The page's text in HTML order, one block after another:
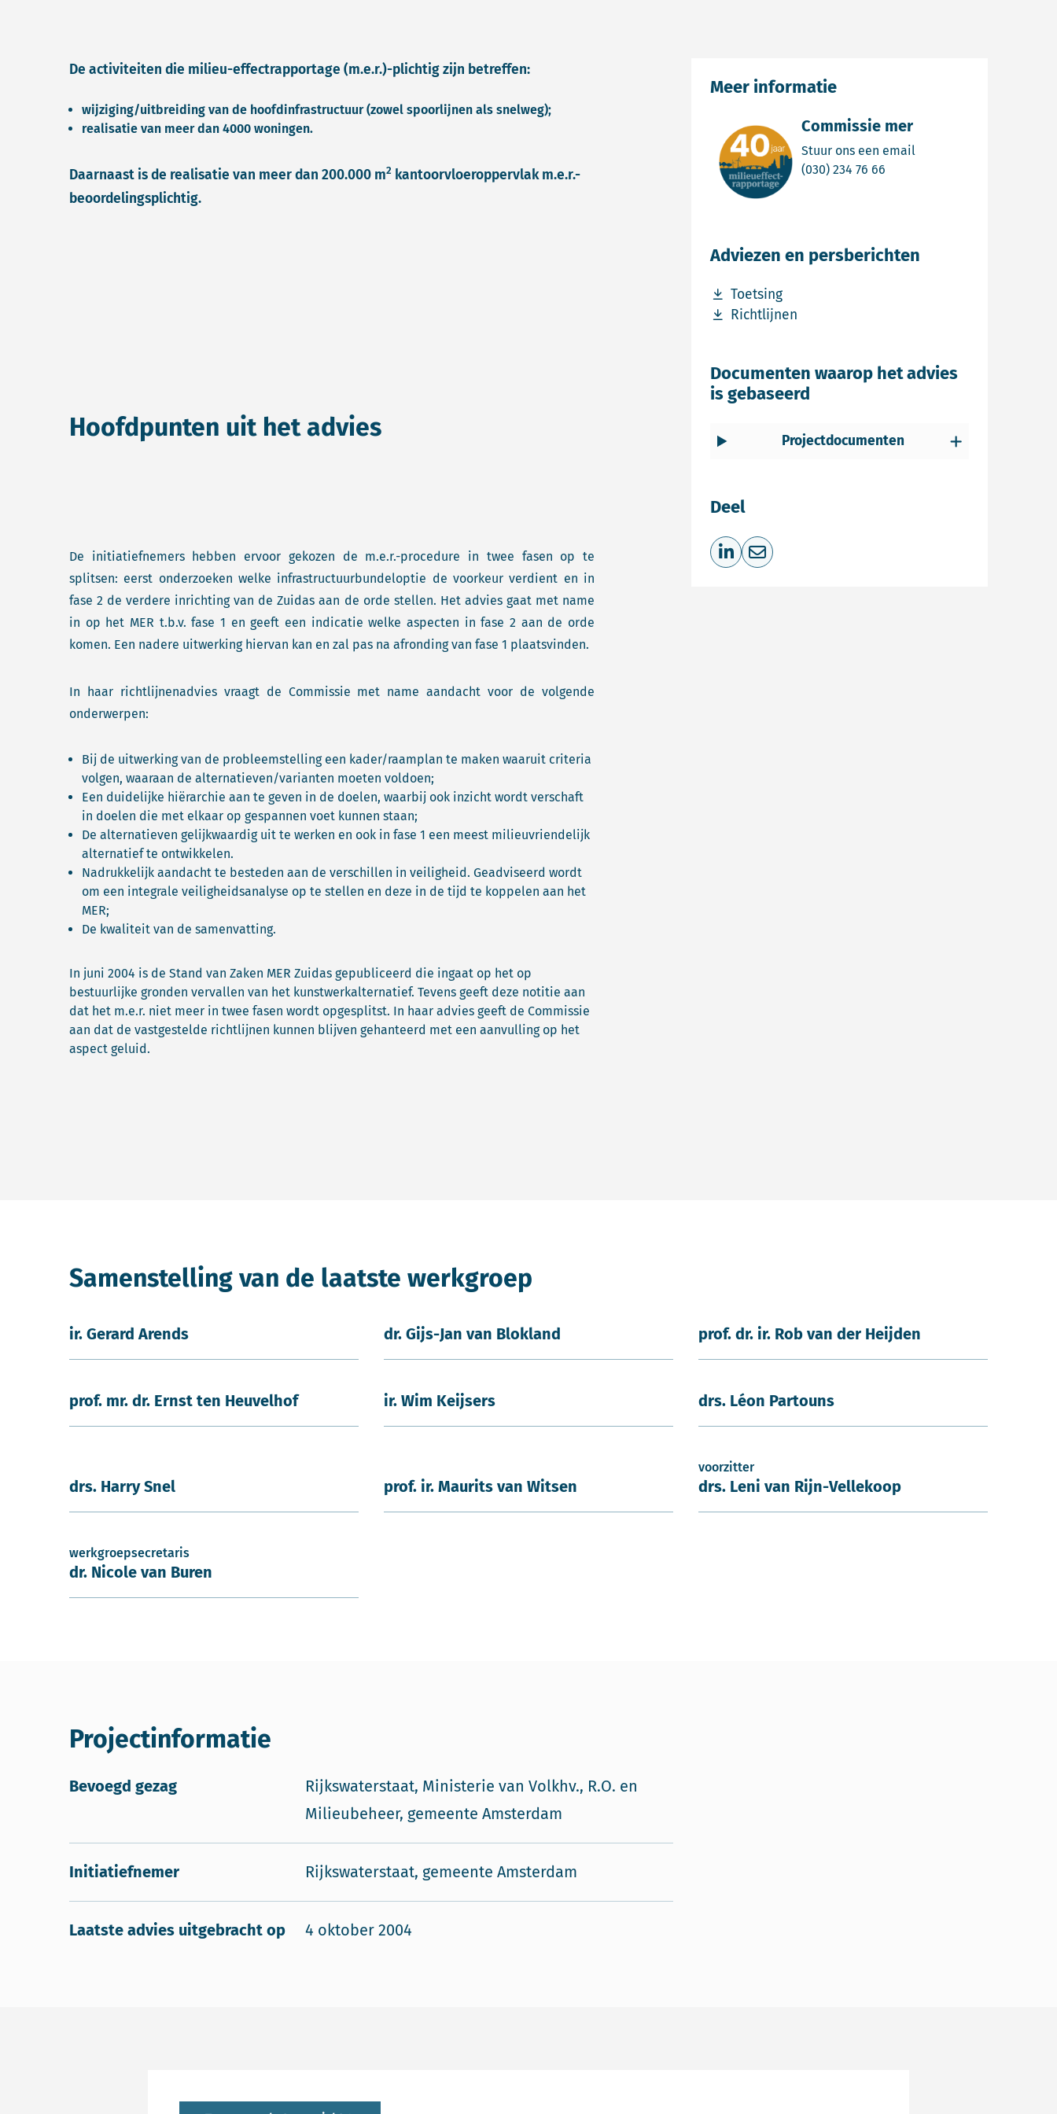
De activiteiten die milieu-effectrapportage (m.e.r.)-plichtig zijn betreffen:
wijziging/uitbreiding van de hoofdinfrastructuur (zowel spoorlijnen als snelweg);
realisatie van meer dan 4000 woningen.
Daarnaast is de realisatie van meer dan 200.000 m2 kantoorvloeroppervlak m.e.r.-
beoordelingsplichtig.
Hoofdpunten uit het advies
De initiatiefnemers hebben ervoor gekozen de m.e.r.-procedure in twee fasen op te
splitsen: eerst onderzoeken welke infrastructuurbundeloptie de voorkeur verdient en in
fase 2 de verdere inrichting van de Zuidas aan de orde stellen. Het advies gaat met name
in op het MER t.b.v. fase 1 en geeft een indicatie welke aspecten in fase 2 aan de orde
komen. Een nadere uitwerking hiervan kan en zal pas na afronding van fase 1 plaatsvinden.
In haar richtlijnenadvies vraagt de Commissie met name aandacht voor de volgende
onderwerpen:
Bij de uitwerking van de probleemstelling een kader/raamplan te maken waaruit criteria
volgen, waaraan de alternatieven/varianten moeten voldoen;
Een duidelijke hiërarchie aan te geven in de doelen, waarbij ook inzicht wordt verschaft
in doelen die met elkaar op gespannen voet kunnen staan;
De alternatieven gelijkwaardig uit te werken en ook in fase 1 een meest milieuvriendelijk
alternatief te ontwikkelen.
Nadrukkelijk aandacht te besteden aan de verschillen in veiligheid. Geadviseerd wordt
om een integrale veiligheidsanalyse op te stellen en deze in de tijd te koppelen aan het
MER;
De kwaliteit van de samenvatting.
In juni 2004 is de Stand van Zaken MER Zuidas gepubliceerd die ingaat op het op
bestuurlijke gronden vervallen van het kunstwerkalternatief. Tevens geeft deze notitie aan
dat het m.e.r. niet meer in twee fasen wordt opgesplitst. In haar advies geeft de Commissie
aan dat de vastgestelde richtlijnen kunnen blijven gehanteerd met een aanvulling op het
aspect geluid.
Commissie mer
Stuur ons een email
(030) 234 76 66
Meer informatie
Adviezen en persberichten
Toetsing
Download bestand Toetsing
Richtlijnen
Download bestand Richtlijnen
Documenten waarop het advies
is gebaseerd
Projectdocumenten
Deel
Deel op LinkedIn
Deel via e-mail
Samenstelling van de laatste werkgroep
ir. Gerard Arends dr. Gijs-Jan van Blokland prof. dr. ir. Rob van der Heijden
prof. mr. dr. Ernst ten Heuvelhof ir. Wim Keijsers drs. Léon Partouns
drs. Harry Snel prof. ir. Maurits van Witsen
voorzitter
drs. Leni van Rijn-Vellekoop
werkgroepsecretaris
dr. Nicole van Buren
Projectinformatie
Bevoegd gezag
Rijkswaterstaat, Ministerie van Volkhv., R.O. en
Milieubeheer, gemeente Amsterdam
Initiatiefnemer Rijkswaterstaat, gemeente Amsterdam
Laatste advies uitgebracht op 4 oktober 2004